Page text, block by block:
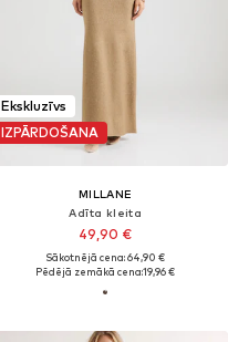
Ekskluzīvs
IZPĀRDOŠANA
MILLANE
Adīta kleita
49,90 €
Sākotnējā cena: 64,90 €
Pēdējā zemākā cena:19,96 €